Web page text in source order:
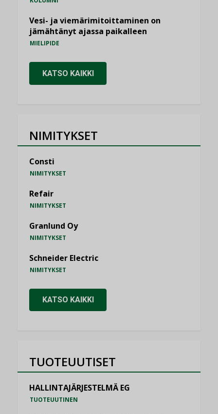
Vesi- ja viemärimitoittaminen on
jämähtänyt ajassa paikalleen
MIELIPIDE
KATSO KAIKKI
NIMITYKSET
Consti
NIMITYKSET
Refair
NIMITYKSET
Granlund Oy
NIMITYKSET
Schneider Electric
NIMITYKSET
KATSO KAIKKI
TUOTEUUTISET
HALLINTAJÄRJESTELMÄ EG
TUOTEUUTINEN